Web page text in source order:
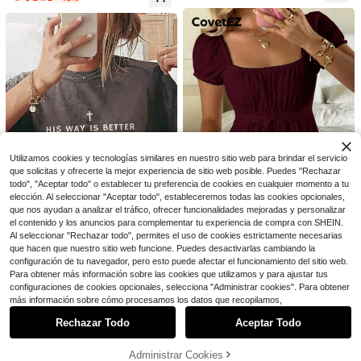
Ahorro de $1.60
#MessyChic
Top bandeau elegante y sexy de ve
rano con parches de satén y encaje
¡Casi agotado!
1.6k+ vendidos
$12.69 -11% con cupón
2026 New Summer Collectio
Ahorro de $2.05
Lalippa Camiseta de cuello redondo
para mujer con estampado digital d
e leopardo, estilo minimalista de mo
da, regalo para amigas
#8 Más vendidos
en Perder Camisetas básicas informales
¡Casi agotado!
#8 Más vendidos
en Perder Camisetas básicas informales
¡Casi agotado!
#8 Más vendidos
en Perder Camisetas básicas informales
¡Casi agotado!
#8 Más vendidos
en Perder Camisetas básicas informales
¡Casi agotado!
2.5k+ vendidos
6.54 -24% con cupón
Lo sentimos, este producto está agotado.
Mostrar artículos similares con stock
Local Ropa cristiana cómoda, artíc
ulo sencillo de fe cristiana, prenda
de regalo informal para mujer, tops
de manga corta ideales para viajes
y conjuntos de otoño
#3 Más vendidos
en Elegante Camisetas informales para el día a día
3.6k+ vendidos
$3.99 -89%
Free Shipping
Ahorro de $1.30
CovetEZ
CovetEZ Camiseta de verano con c
uello cuadrado, mangas abullonada
s y lazo delantero, 95% algodón, co
lor rojo vino
#3 Más vendidos
¡Casi agotado!
#3 Más vendidos
en Salida nocturna Camisetas De Mujer
¡Casi agotado!
#3 Más vendidos
en Salida nocturna Camisetas De Mujer
¡Casi agotado!
#3 Más vendidos
en Salida nocturna Camisetas De Mujer
¡Casi agotado!
6.3k+ vendidos
10
Utilizamos cookies y tecnologías similares en nuestro sitio web para brindar el servicio
que solicitas y ofrecerte la mejor experiencia de sitio web posible. Puedes "Rechazar
todo", "Aceptar todo" o establecer tu preferencia de cookies en cualquier momento a tu
elección. Al seleccionar "Aceptar todo", estableceremos todas las cookies opcionales,
que nos ayudan a analizar el tráfico, ofrecer funcionalidades mejoradas y personalizar
el contenido y los anuncios para complementar tu experiencia de compra con SHEIN.
Al seleccionar "Rechazar todo", permites el uso de cookies estrictamente necesarias
que hacen que nuestro sitio web funcione. Puedes desactivarlas cambiando la
configuración de tu navegador, pero esto puede afectar el funcionamiento del sitio web.
Para obtener más información sobre las cookies que utilizamos y para ajustar tus
configuraciones de cookies opcionales, selecciona "Administrar cookies". Para obtener
más información sobre cómo procesamos los datos que recopilamos,
Rechazar Todo Aceptar Todo
Administrar Cookies